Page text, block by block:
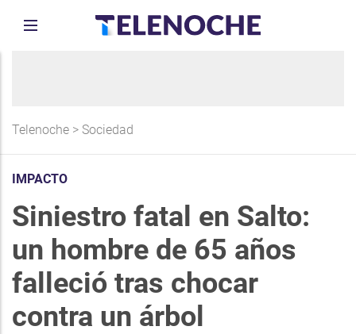
Telenoche > Sociedad
IMPACTO
Siniestro fatal en Salto:
un hombre de 65 años
falleció tras chocar
contra un árbol